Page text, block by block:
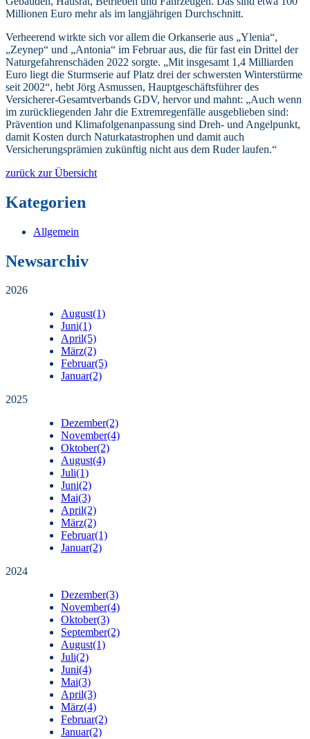
Millionen Euro mehr als im langjährigen Durchschnitt.
Verheerend wirkte sich vor allem die Orkanserie aus „Ylenia“,
„Zeynep“ und „Antonia“ im Februar aus, die für fast ein Drittel der
Naturgefahrenschäden 2022 sorgte. „Mit insgesamt 1,4 Milliarden
Euro liegt die Sturmserie auf Platz drei der schwersten Winterstürme
seit 2002“, hebt Jörg Asmussen, Hauptgeschäftsführer des
Versicherer-Gesamtverbands GDV, hervor und mahnt: „Auch wenn
im zurückliegenden Jahr die Extremregenfälle ausgeblieben sind:
Prävention und Klimafolgenanpassung sind Dreh- und Angelpunkt,
damit Kosten durch Naturkatastrophen und damit auch
Versicherungsprämien zukünftig nicht aus dem Ruder laufen.“
zurück zur Übersicht
Kategorien
Allgemein
Newsarchiv
2026
August(1)
Juni(1)
April(5)
März(2)
Februar(5)
Januar(2)
2025
Dezember(2)
November(4)
Oktober(2)
August(4)
Juli(1)
Juni(2)
Mai(3)
April(2)
März(2)
Februar(1)
Januar(2)
2024
Dezember(3)
November(4)
Oktober(3)
September(2)
August(1)
Juli(2)
Juni(4)
Mai(3)
April(3)
März(4)
Februar(2)
Januar(2)